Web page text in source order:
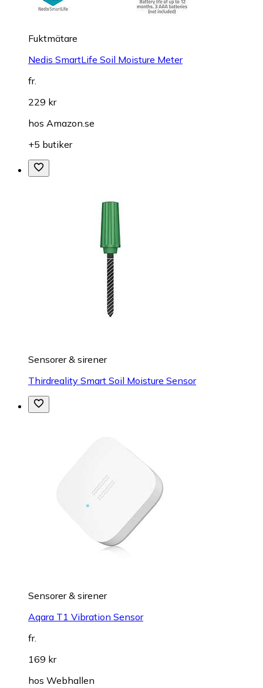
Fuktmätare
Nedis SmartLife Soil Moisture Meter
fr.
229 kr
hos Amazon.se
+5 butiker
Sensorer & sirener
Thirdreality Smart Soil Moisture Sensor
Sensorer & sirener
Aqara T1 Vibration Sensor
fr.
169 kr
hos Webhallen